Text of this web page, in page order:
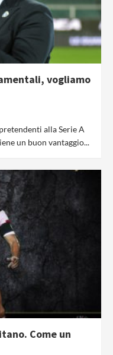
vogliamo
alla Serie A
un buon vantaggio...
Come un